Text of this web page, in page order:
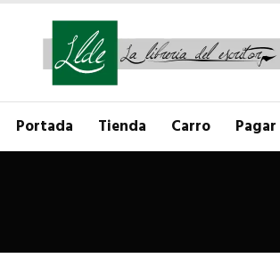
Portada Tienda Carro Pagar